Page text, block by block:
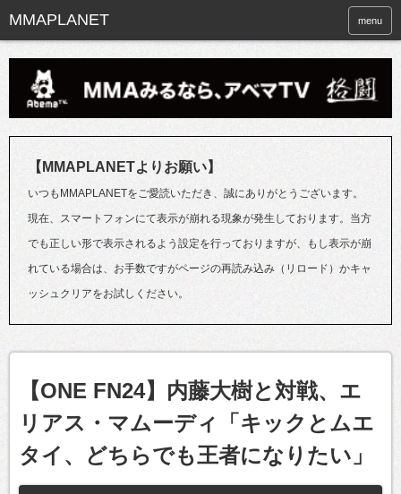
menu
【MMAPLANETよりお願い】
いつもMMAPLANETをご愛読いただき、誠にありがとうございます。
現在、スマートフォンにて表示が崩れる現象が発生しております。当方
でも正しい形で表示されるよう設定を行っておりますが、もし表示が崩
れている場合は、お手数ですがページの再読み込み（リロード）かキャ
ッシュクリアをお試しください。
【ONE FN24】内藤大樹と対戦、エ
リアス・マムーディ「キックとムエ
タイ、どちらでも王者になりたい」